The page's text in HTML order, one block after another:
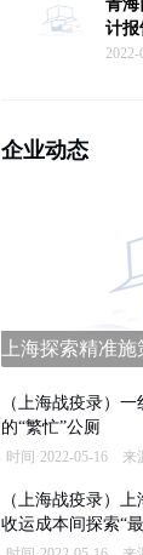
青海
计报
2022-
企业动态
（上海战疫录）
的“繁忙”公厕
时间·2022-05-16 来
（上海战疫录）
收运成本间探索“